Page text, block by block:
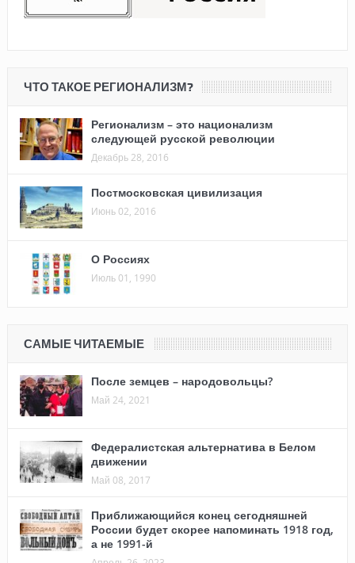
ЧТО ТАКОЕ РЕГИОНАЛИЗМ?
Регионализм – это национализм
следующей русской революции
Декабрь 28, 2016
Постмосковская цивилизация
Июнь 02, 2016
О Россиях
Июль 01, 1990
САМЫЕ ЧИТАЕМЫЕ
После земцев – народовольцы?
Май 24, 2021
Федералистская альтернатива в Белом
движении
Май 08, 2017
Приближающийся конец сегодняшней
России будет скорее напоминать 1918 год,
а не 1991-й